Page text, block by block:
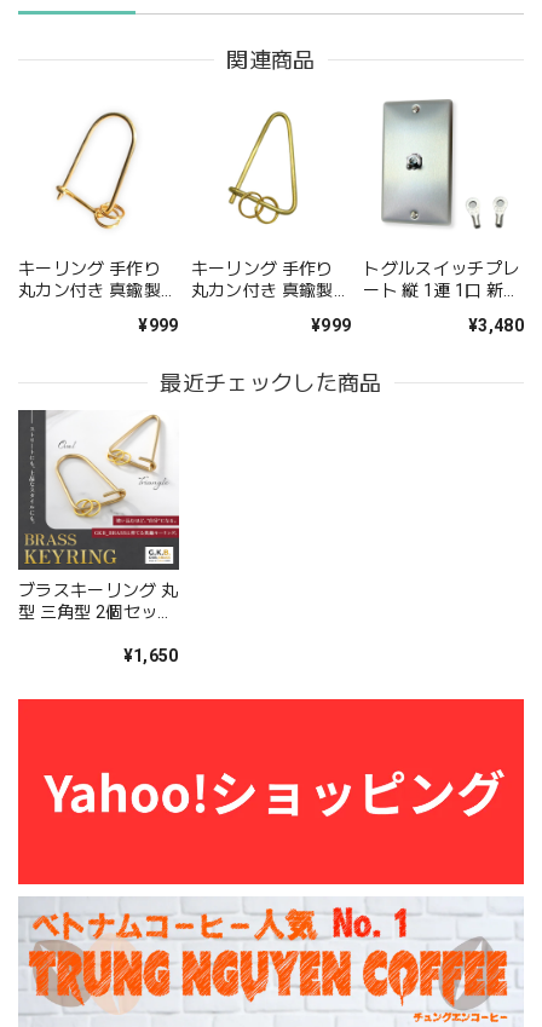
関連商品
キーリング 手作り
丸カン付き 真鍮製
¥999
キーリング 手作り
丸カン付き 真鍮製
¥999
トグルスイッチプレ
ート 縦 1連 1口 新金
¥3,480
最近チェックした商品
ブラスキーリング 丸
型 三角型 2個セット
真鍮製 カラビナ¥1,650